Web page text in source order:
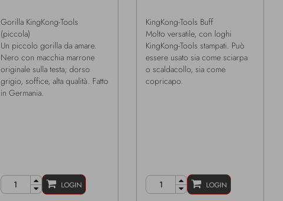
Gorilla KingKong-Tools
(piccola)
Un piccolo gorilla da amare.
Nero con macchia marrone
originale sulla testa; dorso
grigio, soffice, alta qualità. Fatto
in Germania.
LOGIN
KingKong-Tools Buff
Molto versatile, con loghi
KingKong-Tools stampati. Può
essere usato sia come sciarpa
o scaldacollo, sia come
copricapo.
LOGIN